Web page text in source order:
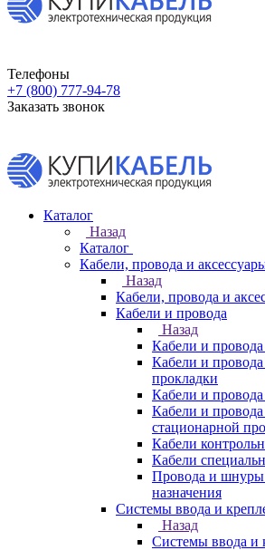
Телефоны
+7 (800) 777-94-78
Заказать звонок
Каталог
Назад
Каталог
Кабели, провода и
Назад
Кабели, провода и
Кабели и провода
Назад
Кабели и провода
Кабели и
прокладки
Кабели и провода
Кабели и
стационарной
Кабели
Кабели
Провода и шнуры
назначения
Системы ввода и
Назад
Системы ввода и